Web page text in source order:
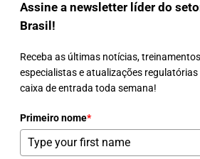
Assine a newsletter líder do
Brasil!
Receba as últimas notícias,
especialistas e atualizações
caixa de entrada toda semana!
Primeiro nome*